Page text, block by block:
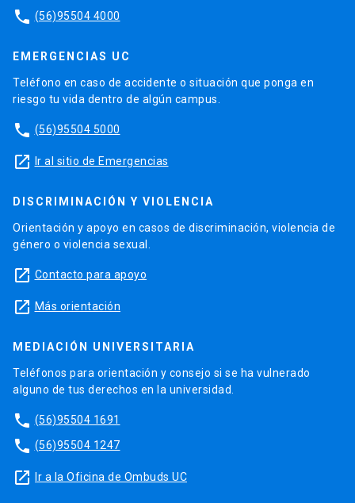
phone (56)95504 4000
EMERGENCIAS UC
Teléfono en caso de accidente o situación que ponga en
riesgo tu vida dentro de algún campus.
phone (56)95504 5000
launch Ir al sitio de Emergencias
DISCRIMINACIÓN Y VIOLENCIA
Orientación y apoyo en casos de discriminación, violencia de
género o violencia sexual.
launch Contacto para apoyo
launch Más orientación
MEDIACIÓN UNIVERSITARIA
Teléfonos para orientación y consejo si se ha vulnerado
alguno de tus derechos en la universidad.
phone (56)95504 1691
phone (56)95504 1247
launch Ir a la Oficina de Ombuds UC